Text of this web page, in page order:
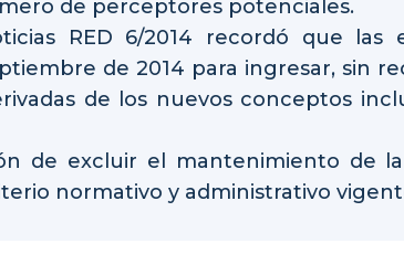
de perceptores potenciales.
RED 6/2014 recordó que las
de 2014 para ingresar, sin
de los nuevos conceptos
de excluir el mantenimiento de
normativo y administrativo